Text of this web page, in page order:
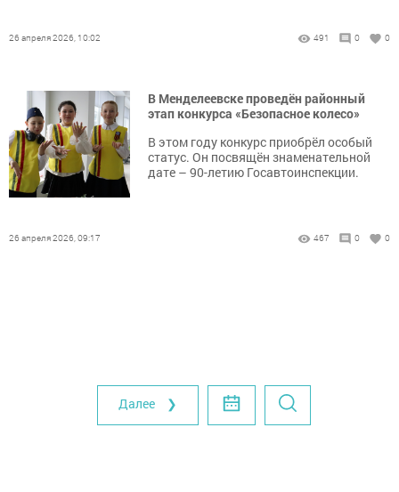
26 апреля 2026, 10:02 491 0 0
В Менделеевске проведён районный
этап конкурса «Безопасное колесо»
В этом году конкурс приобрёл особый
статус. Он посвящён знаменательной
дате – 90-летию Госавтоинспекции.
26 апреля 2026, 09:17 467 0 0
Далее ❯